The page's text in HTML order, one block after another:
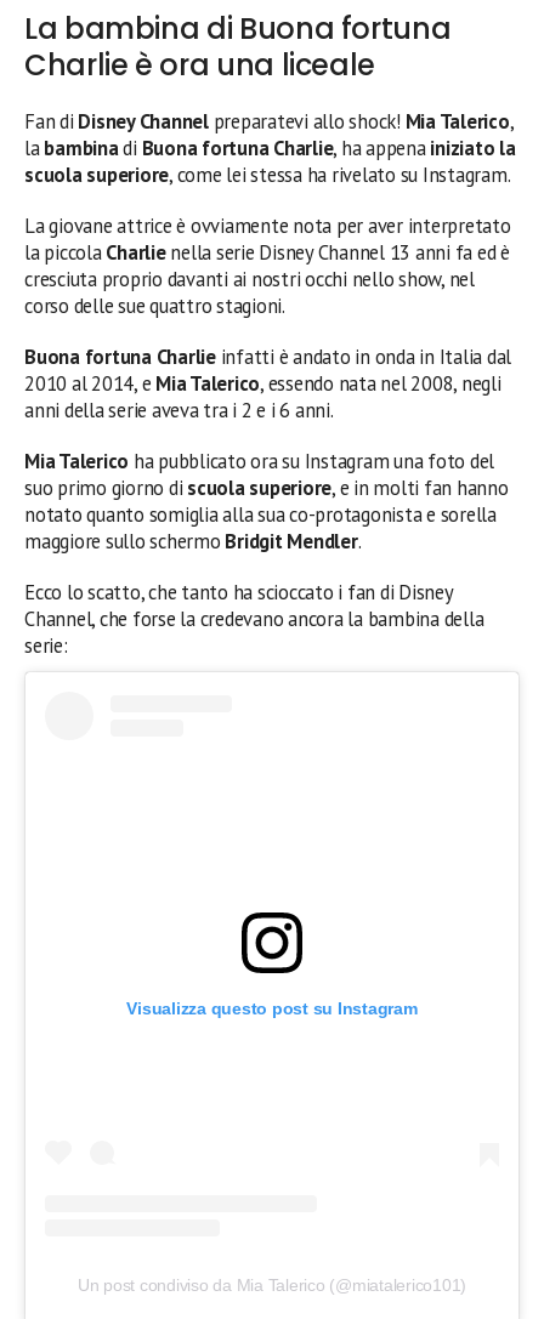
La bambina di Buona fortuna
Charlie è ora una liceale
Fan di Disney Channelpreparatevi allo shock! Mia Talerico,
labambinadi Buona fortuna Charlie, ha appenainiziato la
scuola superiore, come lei stessa ha rivelato su Instagram.
La giovane attrice è ovviamente nota per aver interpretato
la piccolaCharlienella serie Disney Channel 13 anni fa ed è
cresciuta proprio davanti ai nostri occhi nello show, nel
corso delle sue quattro stagioni.
Buona fortuna Charlieinfatti è andato in onda in Italia dal
2010 al 2014, e Mia Talerico, essendo nata nel 2008, negli
anni della serie aveva tra i 2 e i 6 anni.
Mia Talerico ha pubblicato ora su Instagram una foto del
suo primo giorno di scuola superiore, e in molti fan hanno
notato quanto somiglia alla sua co-protagonista e sorella
maggiore sullo schermo Bridgit Mendler.
Ecco lo scatto, che tanto ha scioccato i fan di Disney
Channel, che forse la credevano ancora la bambina della
serie:
Visualizza questo post su Instagram
Un post condiviso da Mia Talerico (@miatalerico101)